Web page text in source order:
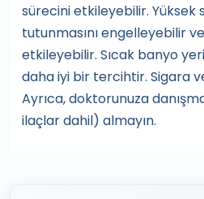
sürecini etkileyebilir. Yüksek
tutunmasını engelleyebilir
etkileyebilir. Sıcak banyo
daha iyi bir tercihtir. Sigara
Ayrıca, doktorunuza
ilaçlar dahil) almayın.